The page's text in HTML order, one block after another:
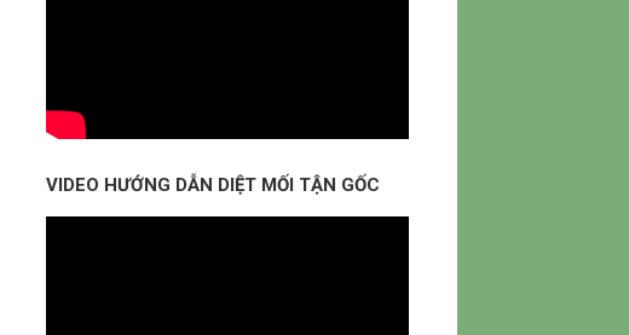
VIDEO HƯỚNG DẪN DIỆT MỐI TẬN GỐC